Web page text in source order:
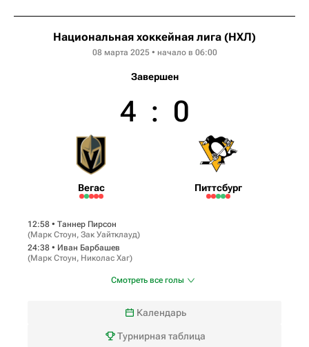
Национальная хоккейная лига (НХЛ)
08 марта 2025 • начало в 06:00
Завершен
Вегас
4 : 0
Питтсбург
12:58 • Таннер Пирсон
(Марк Стоун, Зак Уайтклауд)
24:38 • Иван Барбашев
(Марк Стоун, Николас Хаг)
Смотреть все голы
Календарь
Турнирная таблица